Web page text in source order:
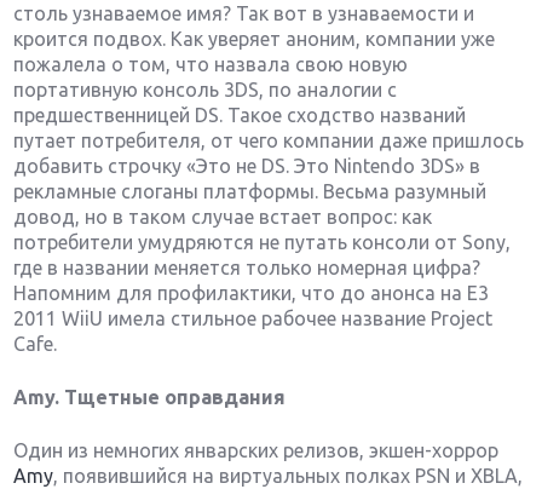
столь узнаваемое имя? Так вот в узнаваемости и
кроится подвох. Как уверяет аноним, компании уже
пожалела о том, что назвала свою новую
портативную консоль 3DS, по аналогии с
предшественницей DS. Такое сходство названий
путает потребителя, от чего компании даже пришлось
добавить строчку «Это не DS. Это Nintendo 3DS» в
рекламные слоганы платформы. Весьма разумный
довод, но в таком случае встает вопрос: как
потребители умудряются не путать консоли от Sony,
где в названии меняется только номерная цифра?
Напомним для профилактики, что до анонса на E3
2011 WiiU имела стильное рабочее название Project
Cafe.
Amy. Тщетные оправдания
Один из немногих январских релизов, экшен-хоррор
Amy, появившийся на виртуальных полках PSN и XBLA,